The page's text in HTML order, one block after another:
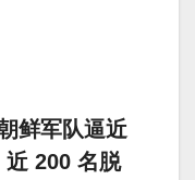
鲜军队逼近
近 200 名脱